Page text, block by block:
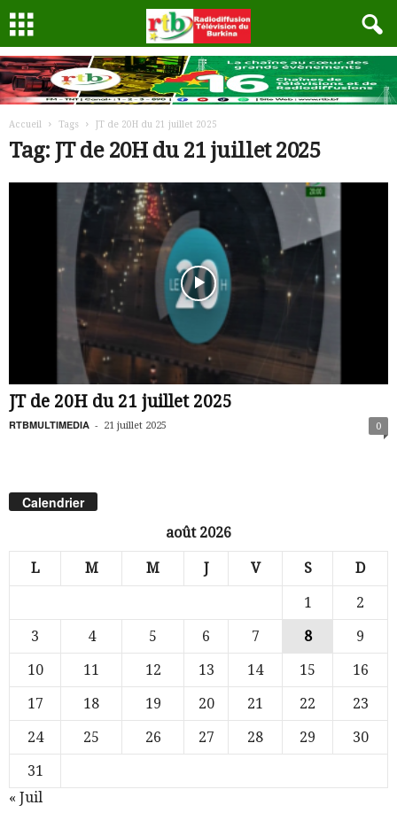
Accueil Tags JT de 20H du 21 juillet 2025
Tag: JT de 20H du 21 juillet 2025
JT de 20H du 21 juillet 2025
RTBMULTIMEDIA - 21 juillet 2025 0
Calendrier
août 2026
L M M J V S D
1
2
3
4 5 6 7 8
9
10
11 12 13 14 15
16
17
18 19 20 21 22
23
24
25 26 27 28 29
30
31
« Juil